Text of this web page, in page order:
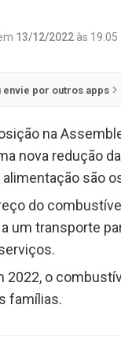
13/12/2022 às 19:05
envie por outros apps
na
nova redução
são
do
um transporte
2022, o
famílias.